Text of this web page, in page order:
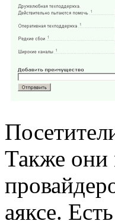
Также они
аяксе.